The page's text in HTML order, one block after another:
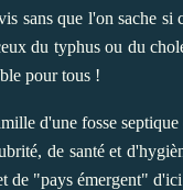
sans que l'on sache si
du typhus ou du
pour tous !
d'une fosse
de santé et
de "pays émergent"